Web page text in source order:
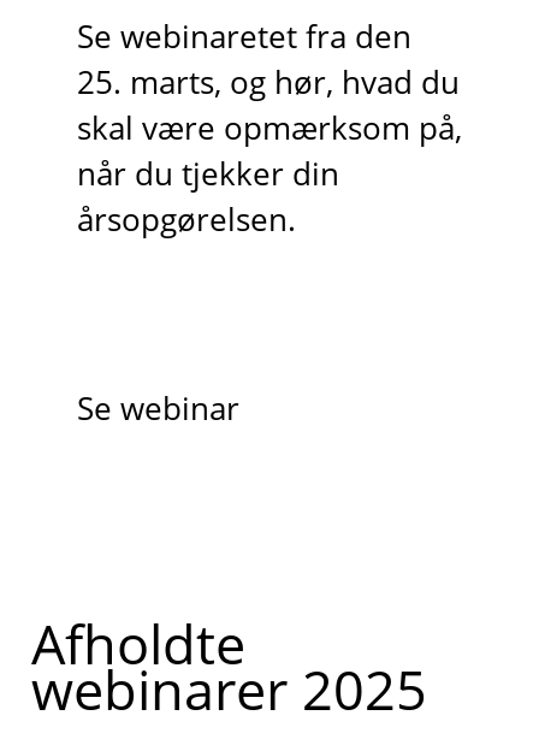
Se webinaretet fra den
25. marts, og hør, hvad du
skal være opmærksom på,
når du tjekker din
årsopgørelsen.
Se webinar
Afholdte
webinarer 2025